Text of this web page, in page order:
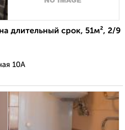
длительный срок, 51м², 2/9
10А